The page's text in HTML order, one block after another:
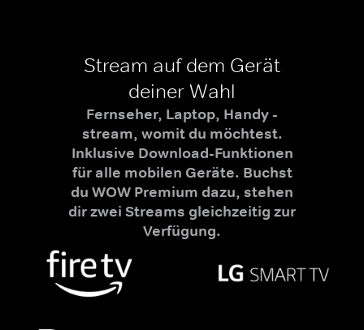
Stream auf dem Gerät
deiner Wahl
Fernseher, Laptop, Handy -
stream, womit du möchtest.
Inklusive Download-Funktionen
für alle mobilen Geräte. Buchst
du WOW Premium dazu, stehen
dir zwei Streams gleichzeitig zur
Verfügung.